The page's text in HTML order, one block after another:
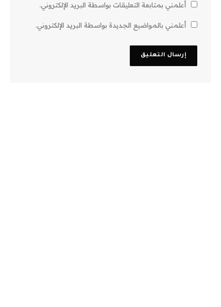
أعلمني بمتابعة التعليقات بواسطة البريد الإلكتروني.
أعلمني بالمواضيع الجديدة بواسطة البريد الإلكتروني.